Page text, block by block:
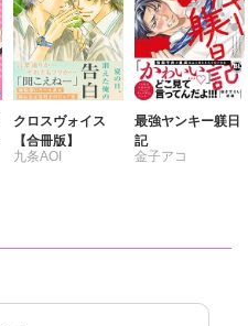
クロスヴォイス
【合冊版】
九条AOI
最強ヤンキー躾日
記
金子アコ